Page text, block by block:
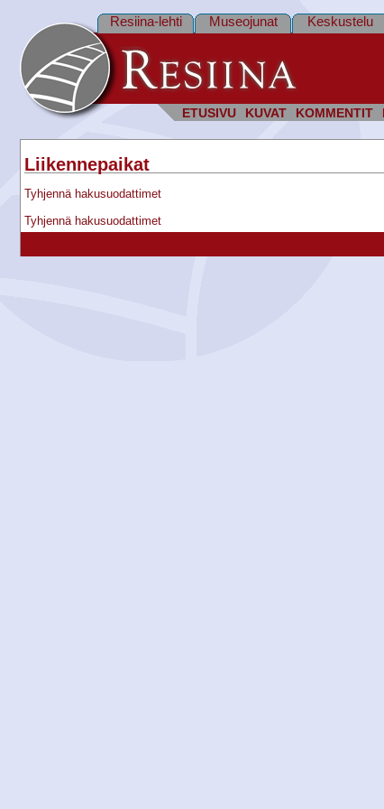
ETUSIVU KUVAT KOMMENTIT
Resiina-lehti Museojunat Keskustelu
Liikennepaikat
Tyhjennä hakusuodattimet
Tyhjennä hakusuodattimet